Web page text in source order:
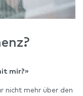
mir?»
nicht mehr über den